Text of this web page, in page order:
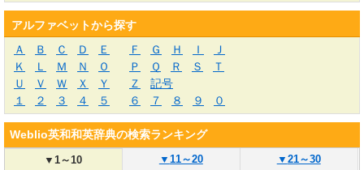
アルファベットから探す
Ａ
Ｂ Ｃ Ｄ Ｅ Ｆ Ｇ Ｈ Ｉ
Ｊ
Ｋ
Ｌ Ｍ Ｎ Ｏ Ｐ Ｑ Ｒ Ｓ
Ｔ
Ｕ
Ｖ Ｗ Ｘ Ｙ Ｚ
記号
１
２ ３ ４ ５ ６ ７ ８ ９ ０
Weblio英和和英辞典の検索ランキング
▼1～10 ▼ 11～20 ▼ 21～30